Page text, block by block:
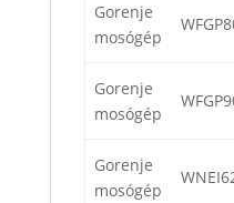
Gorenje
mosógép
Gorenje
mosógép
Gorenje
mosógép